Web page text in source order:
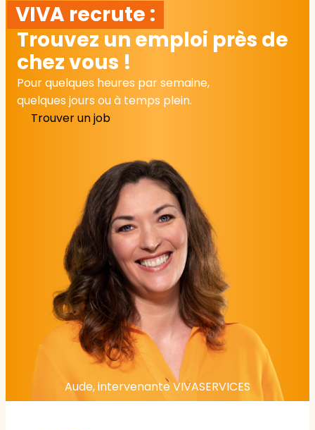
VIVA recrute :
Trouvez un emploi près de
chez vous !
Pour quelques heures par semaine,
quelques jours ou à temps plein.
Trouver un job
Aude, intervenante VIVASERVICES